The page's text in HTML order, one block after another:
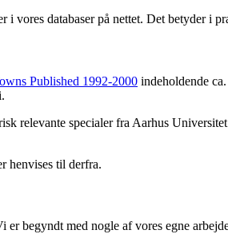
vores databaser på nettet. Det betyder i
Published 1992-2000 indeholdende
specialer fra Aarhus
henvises til derfra.
begyndt med nogle af vores egne